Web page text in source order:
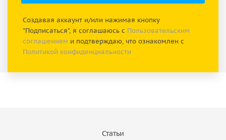
Создавая аккаунт и/или нажимая кнопку
"Подписаться", я соглашаюсь с Пользовательским
соглашением и подтверждаю, что ознакомлен с
Политикой конфиденциальности
Статьи